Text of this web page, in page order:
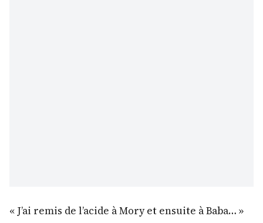
« J’ai remis de l’acide à Mory et ensuite à Baba… »